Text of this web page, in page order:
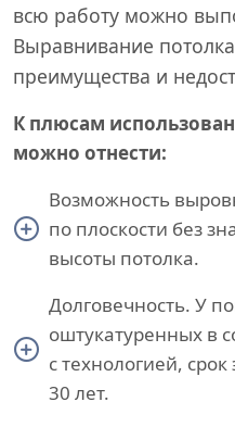
всю работу можно
Выравнивание
преимущества и
К плюсам
можно отнести:
Возможность
по плоскости без
высоты потолка.
Долговечность. У
оштукатуренных в
с технологией,
30 лет.